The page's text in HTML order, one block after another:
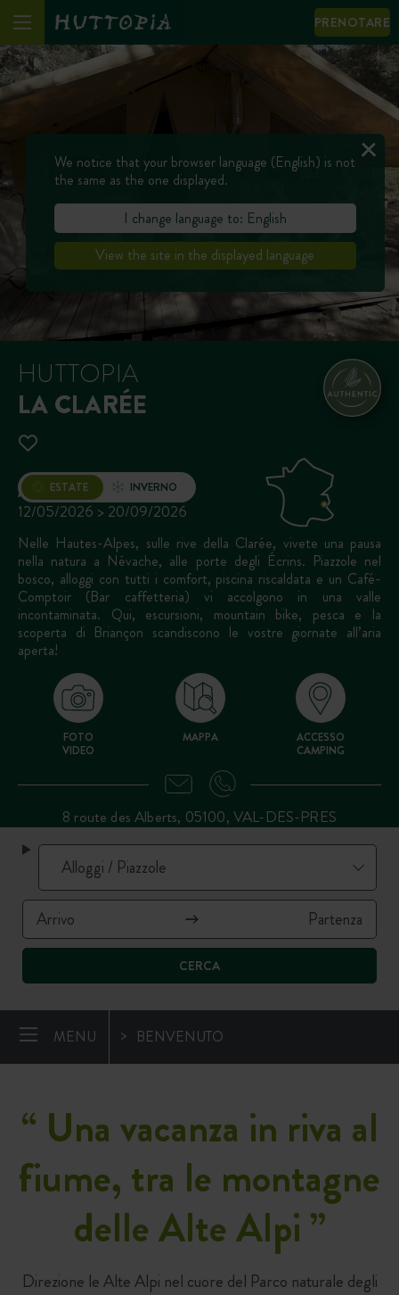
PRENOTARE
CERCA
HUTTOPIA
LA CLARÉE
Apertura
12/05/2026 > 20/09/2026
INVERNO
ESTATE
Nelle Hautes-Alpes, sulle rive della Clarée, vivete una pausa
nella natura a Névache, alle porte degli Écrins. Piazzole nel
bosco, alloggi con tutti i comfort, piscina riscaldata e un Café-
Comptoir (Bar caffetteria) vi accolgono in una valle
incontaminata. Qui, escursioni, mountain bike, pesca e la
scoperta di Briançon scandiscono le vostre giornate all’aria
aperta!
FOTO
VIDEO
MAPPA
ACCESSO
CAMPING
8 route des Alberts, 05100, VAL-DES-PRES
MENU BENVENUTO
“ Una vacanza in riva al
fiume, tra le montagne
delle Alte Alpi ”
Direzione le Alte Alpi nel cuore del Parco naturale degli
We notice that your browser language (English) is not
the same as the one displayed.
I change language to: English
View the site in the displayed language